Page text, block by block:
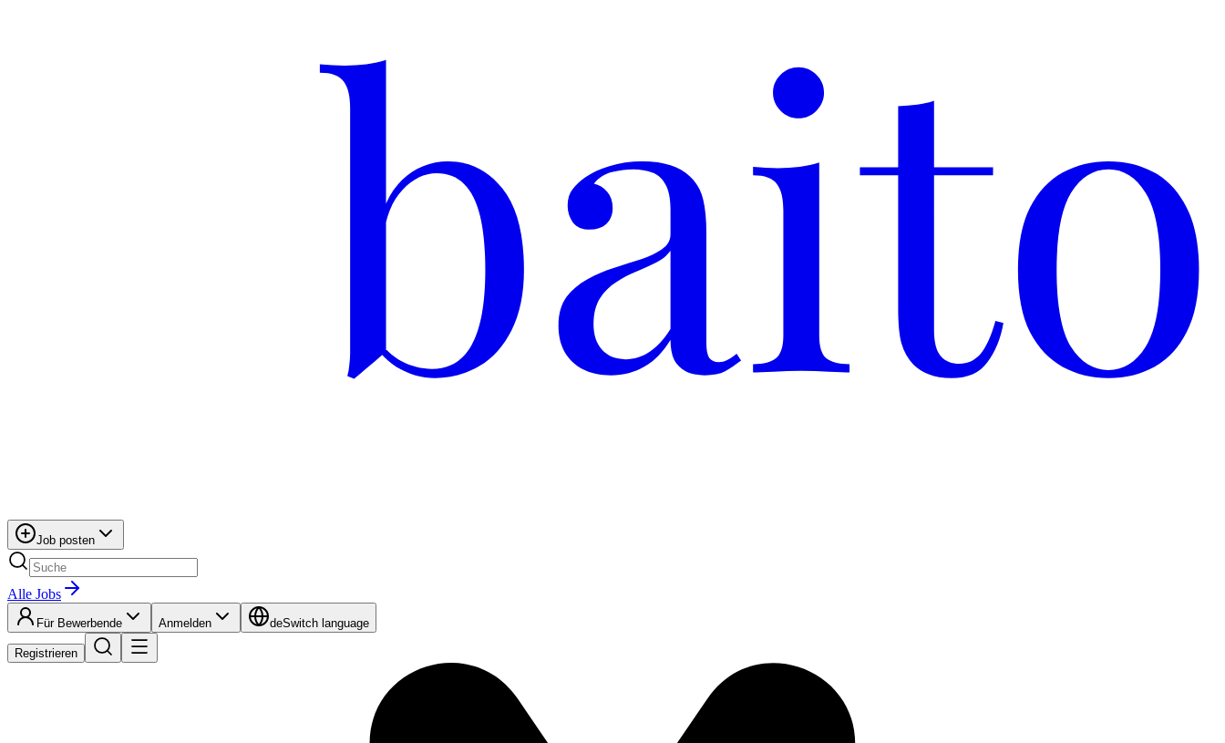
Job posten
Alle Jobs
Für Bewerbende Anmelden deSwitch language
Registrieren